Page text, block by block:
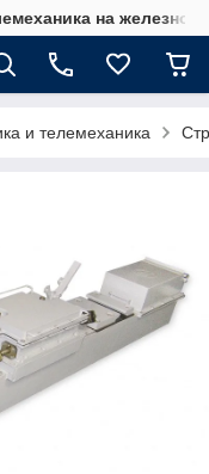
на
и телемеханика